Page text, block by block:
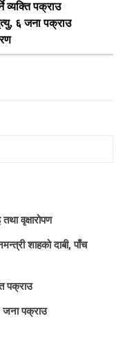
व्यक्ति पक्राउ
६ जना पक्राउ
वृक्षारोपण
शाहको दाबी, पाँच
पक्राउ
जना पक्राउ